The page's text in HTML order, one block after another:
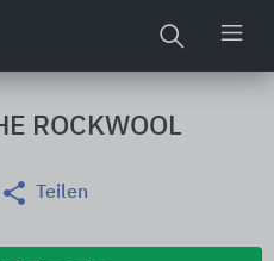
ROCKWOOL
Teilen